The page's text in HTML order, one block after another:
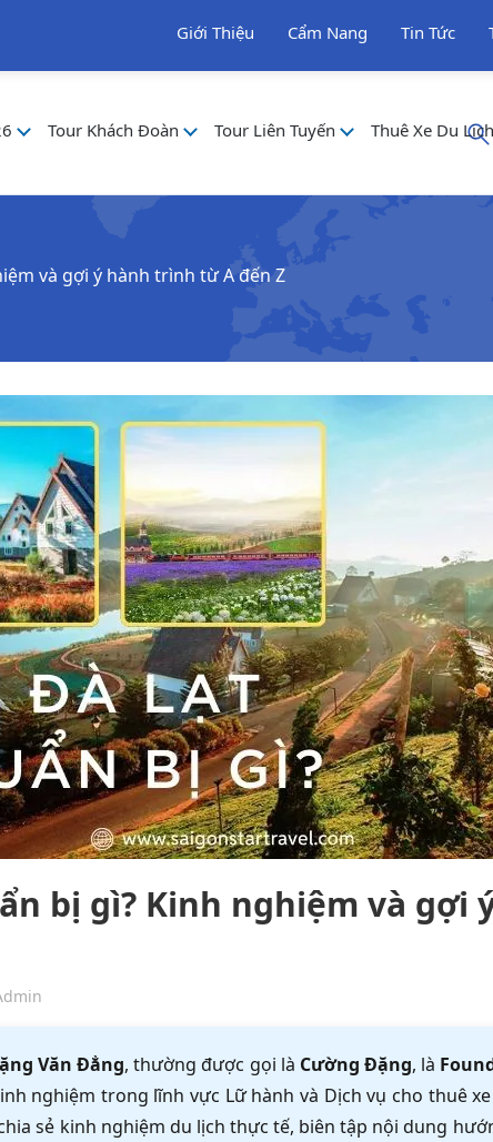
Giới Thiệu Cẩm Nang Tin Tức
Tour Khách Đoàn Tour Liên Tuyến Thuê Xe Du
và gợi ý hành trình từ A đến Z
bị gì? Kinh nghiệm và gợi
Văn Đẳng, thường được gọi là Cường Đặng, là
nghiệm trong lĩnh vực Lữ hành và Dịch vụ cho thuê
sẻ kinh nghiệm du lịch thực tế, biên tập nội dung